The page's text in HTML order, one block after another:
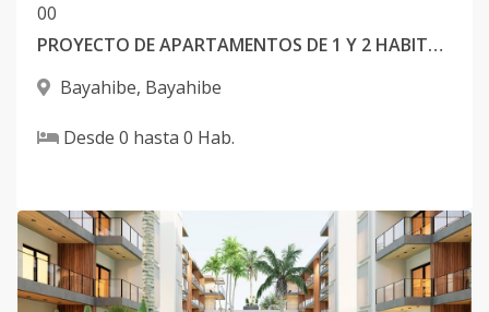
00
PROYECTO DE APARTAMENTOS DE 1 Y 2 HABITACIONES EN PLANOS Y CONSTRUCCION PROXIMO A PLAYA BAYAHIBE
Bayahibe, Bayahibe
Desde 0 hasta 0 Hab.